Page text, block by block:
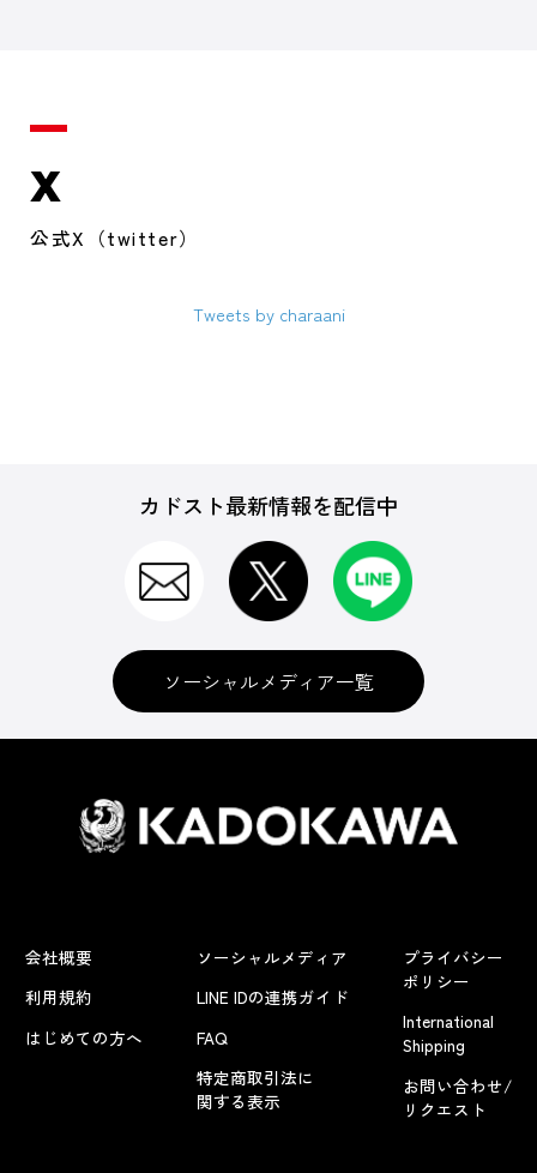
X
公式X（twitter）
Tweets by charaani
カドスト最新情報を配信中
ソーシャルメディア一覧
会社概要
利用規約
はじめての方へ
ソーシャルメディア
LINE IDの連携ガイド
FAQ
特定商取引法に
関する表示
プライバシー
ポリシー
International
Shipping
お問い合わせ/
リクエスト